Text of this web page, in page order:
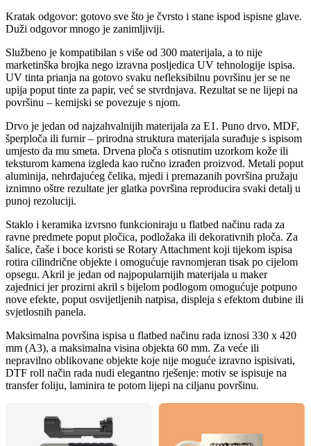
Kratak odgovor: gotovo sve što je čvrsto i stane ispod ispisne glave.
Duži odgovor mnogo je zanimljiviji.
Službeno je kompatibilan s više od 300 materijala, a to nije
marketinška brojka nego izravna posljedica UV tehnologije ispisa.
UV tinta prianja na gotovo svaku nefleksibilnu površinu jer se ne
upija poput tinte za papir, već se stvrdnjava. Rezultat se ne lijepi na
površinu – kemijski se povezuje s njom.
Drvo je jedan od najzahvalnijih materijala za E1. Puno drvo, MDF,
šperploča ili furnir – prirodna struktura materijala surađuje s ispisom
umjesto da mu smeta. Drvena ploča s otisnutim uzorkom kože ili
teksturom kamena izgleda kao ručno izrađen proizvod. Metali poput
aluminija, nehrđajućeg čelika, mjedi i premazanih površina pružaju
iznimno oštre rezultate jer glatka površina reproducira svaki detalj u
punoj rezoluciji.
Staklo i keramika izvrsno funkcioniraju u flatbed načinu rada za
ravne predmete poput pločica, podložaka ili dekorativnih ploča. Za
šalice, čaše i boce koristi se Rotary Attachment koji tijekom ispisa
rotira cilindrične objekte i omogućuje ravnomjeran tisak po cijelom
opsegu. Akril je jedan od najpopularnijih materijala u maker
zajednici jer prozirni akril s bijelom podlogom omogućuje potpuno
nove efekte, poput osvijetljenih natpisa, displeja s efektom dubine ili
svjetlosnih panela.
Maksimalna površina ispisa u flatbed načinu rada iznosi 330 x 420
mm (A3), a maksimalna visina objekta 60 mm. Za veće ili
nepravilno oblikovane objekte koje nije moguće izravno ispisivati,
DTF roll način rada nudi elegantno rješenje: motiv se ispisuje na
transfer foliju, laminira te potom lijepi na ciljanu površinu.